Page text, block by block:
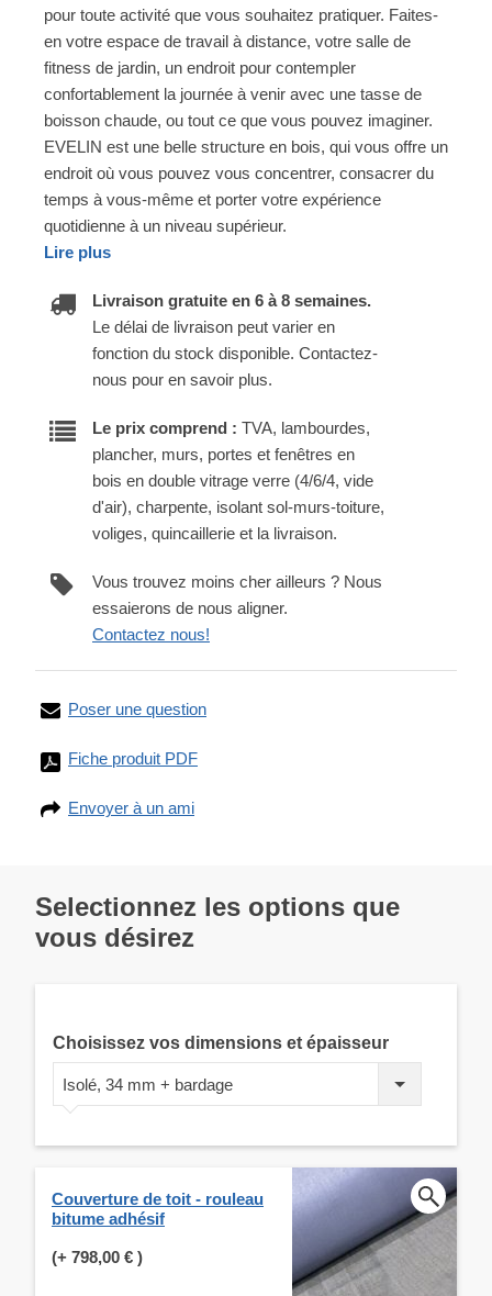
pour toute activité que vous souhaitez pratiquer. Faites-
en votre espace de travail à distance, votre salle de
fitness de jardin, un endroit pour contempler
confortablement la journée à venir avec une tasse de
boisson chaude, ou tout ce que vous pouvez imaginer.
EVELIN est une belle structure en bois, qui vous offre un
endroit où vous pouvez vous concentrer, consacrer du
temps à vous-même et porter votre expérience
quotidienne à un niveau supérieur.
Lire plus
Livraison gratuite en 6 à 8 semaines.
Le délai de livraison peut varier en
fonction du stock disponible. Contactez-
nous pour en savoir plus.
Le prix comprend : TVA, lambourdes,
plancher, murs, portes et fenêtres en
bois en double vitrage verre (4/6/4, vide
d'air), charpente, isolant sol-murs-toiture,
voliges, quincaillerie et la livraison.
Vous trouvez moins cher ailleurs ? Nous
essaierons de nous aligner.
Contactez nous!
Poser une question
Fiche produit PDF
Envoyer à un ami
Selectionnez les options que
vous désirez
Choisissez vos dimensions et épaisseur
Isolé, 34 mm + bardage
Couverture de toit - rouleau
bitume adhésif
(+ 798,00 € )